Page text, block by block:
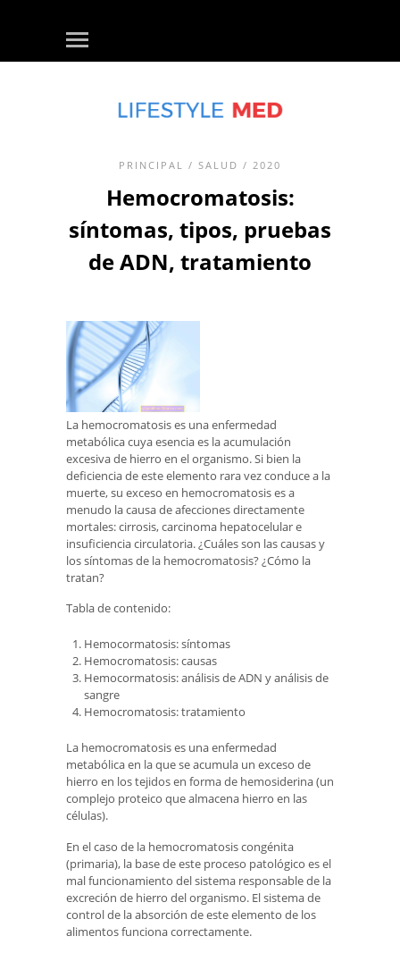
PRINCIPAL / SALUD / 2020
Hemocromatosis:
síntomas, tipos, pruebas
de ADN, tratamiento
La hemocromatosis es una enfermedad
metabólica cuya esencia es la acumulación
excesiva de hierro en el organismo. Si bien la
deficiencia de este elemento rara vez conduce a la
muerte, su exceso en hemocromatosis es a
menudo la causa de afecciones directamente
mortales: cirrosis, carcinoma hepatocelular e
insuficiencia circulatoria. ¿Cuáles son las causas y
los síntomas de la hemocromatosis? ¿Cómo la
tratan?
Tabla de contenido:
Hemocormatosis: síntomas
Hemocromatosis: causas
Hemocormatosis: análisis de ADN y análisis de
sangre
Hemocromatosis: tratamiento
La hemocromatosis es una enfermedad
metabólica en la que se acumula un exceso de
hierro en los tejidos en forma de hemosiderina (un
complejo proteico que almacena hierro en las
células).
En el caso de la hemocromatosis congénita
(primaria), la base de este proceso patológico es el
mal funcionamiento del sistema responsable de la
excreción de hierro del organismo. El sistema de
control de la absorción de este elemento de los
alimentos funciona correctamente.